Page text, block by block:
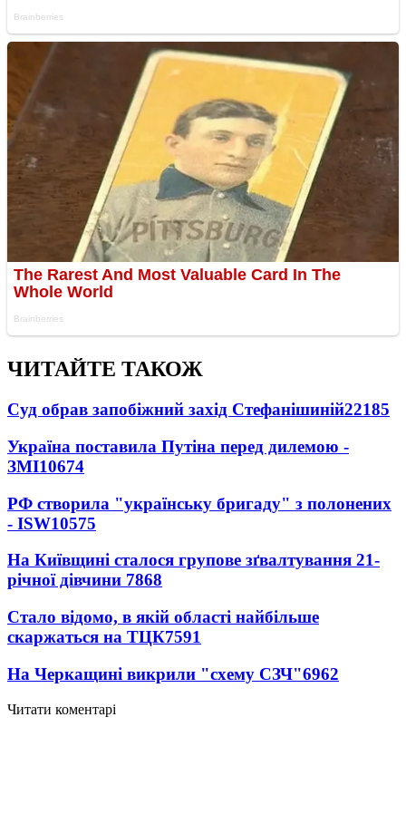
ЧИТАЙТЕ ТАКОЖ
Суд обрав запобіжний захід Стефанішиній22185
Україна поставила Путіна перед дилемою -
ЗМІ10674
РФ створила "українську бригаду" з полонених
- ISW10575
На Київщині сталося групове зґвалтування 21-
річної дівчини 7868
Стало відомо, в якій області найбільше
скаржаться на ТЦК7591
На Черкащині викрили "схему СЗЧ"6962
Читати коментарі